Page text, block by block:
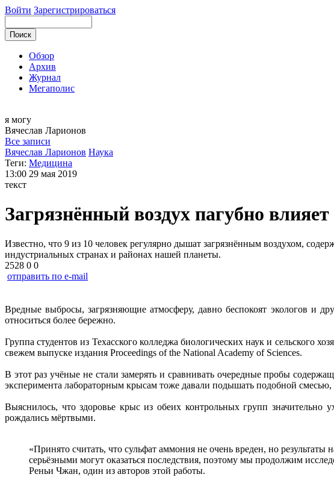
Войти Зарегистрироваться
Обзор
Архив
Журнал
Мегаполис
я могу
Вячеслав Ларионов
Все записи
Вячеслав Ларионов Наука
Теги: Медицина
13:00 29 мая 2019
текст
Загрязнённый воздух пагубно
Известно, что 9 из 10 человек регулярно дышат загрязнённым воздухом,
индустриальных странах и районах нашей планеты.
2528 0 0
отправить по e-mail
Вредные выбросы, загрязняющие атмосферу, давно беспокоят экологов
относиться более бережно.
Группа студентов из Техасского колледжа биологических наук и сельского
свежем выпуске издания Proceedings of the National Academy of Sciences.
В этот раз учёные не стали замерять и сравнивать очередные пробы
эксперимента лабораторным крысам тоже давали подышать подобной смесью,
Выяснилось, что здоровье крыс из обеих контрольных групп
рождались мёртвыми.
«Принято считать, что сульфат аммония не очень вреден, но
серьёзными могут оказаться последствия, поэтому мы продолжим
Реньи Чжан, один из авторов этой работы.